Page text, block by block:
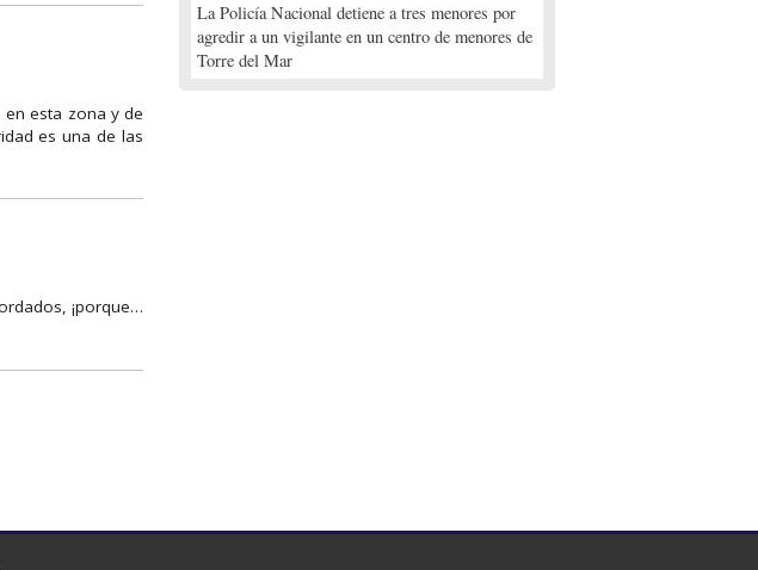
esta zona y de
es una de las
¡porque…
La Policía Nacional detiene a tres menores por
agredir a un vigilante en un centro de menores de
Torre del Mar